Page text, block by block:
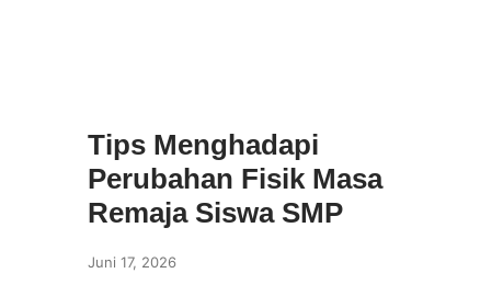
Tips Menghadapi
Perubahan Fisik Masa
Remaja Siswa SMP
Juni 17, 2026